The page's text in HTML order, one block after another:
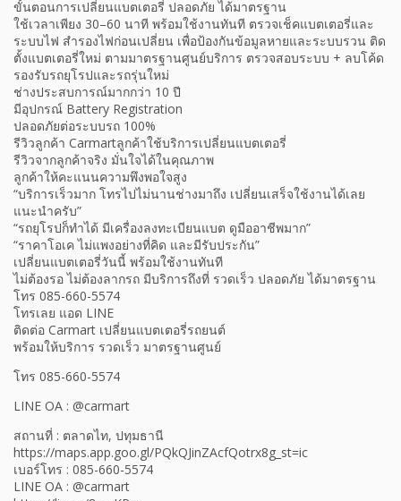
ขั้นตอนการเปลี่ยนแบตเตอรี่ ปลอดภัย ได้มาตรฐาน
ใช้เวลาเพียง 30–60 นาที พร้อมใช้งานทันที ตรวจเช็คแบตเตอรี่และ
ระบบไฟ สำรองไฟก่อนเปลี่ยน เพื่อป้องกันข้อมูลหายและระบบรวน ติด
ตั้งแบตเตอรี่ใหม่ ตามมาตรฐานศูนย์บริการ ตรวจสอบระบบ + ลบโค้ด
รองรับรถยุโรปและรถรุ่นใหม่
ช่างประสบการณ์มากกว่า 10 ปี
มีอุปกรณ์ Battery Registration
ปลอดภัยต่อระบบรถ 100%
รีวิวลูกค้า Carmartลูกค้าใช้บริการเปลี่ยนแบตเตอรี่
รีวิวจากลูกค้าจริง มั่นใจได้ในคุณภาพ
ลูกค้าให้คะแนนความพึงพอใจสูง
“บริการเร็วมาก โทรไปไม่นานช่างมาถึง เปลี่ยนเสร็จใช้งานได้เลย
แนะนำครับ”
“รถยุโรปก็ทำได้ มีเครื่องลงทะเบียนแบต ดูมืออาชีพมาก”
“ราคาโอเค ไม่แพงอย่างที่คิด และมีรับประกัน”
เปลี่ยนแบตเตอรี่วันนี้ พร้อมใช้งานทันที
ไม่ต้องรอ ไม่ต้องลากรถ มีบริการถึงที่ รวดเร็ว ปลอดภัย ได้มาตรฐาน
โทร 085-660-5574
โทรเลย แอด LINE
ติดต่อ Carmart เปลี่ยนแบตเตอรี่รถยนต์
พร้อมให้บริการ รวดเร็ว มาตรฐานศูนย์
โทร 085-660-5574
LINE OA : @carmart
สถานที่ : ตลาดไท, ปทุมธานี
https://maps.app.goo.gl/PQkQJinZAcfQotrx8g_st=ic
เบอร์โทร : 085-660-5574
LINE OA : @carmart